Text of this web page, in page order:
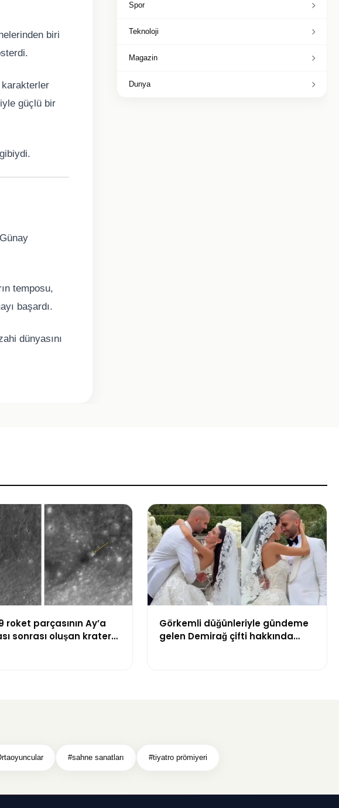
biri
güçlü bir
temposu,
başardı.
dünyasını
Spor
Teknoloji
Magazin
Dunya
roket parçasının Ay’a
sonrası oluşan krater
Görkemli düğünleriyle gündeme
gelen Demirağ çifti hakkında
#sahne sanatları #tiyatro prömiyeri